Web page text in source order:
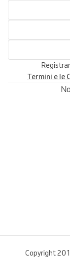
Termini e le
Copyright